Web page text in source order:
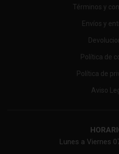
Términos y
Envíos y
Política de
Política de
Aviso
Lunes a Viernes